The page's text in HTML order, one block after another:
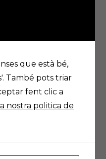
a Lleida
que està bé,
També pots triar
fent clic a
nostra politica de